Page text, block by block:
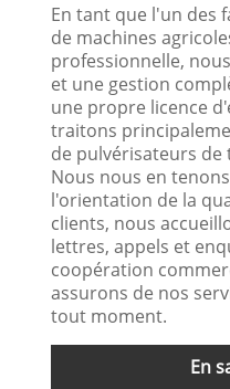
En tant que l'un des
de machines
professionnelle,
et une gestion
une propre licence
traitons
de pulvérisateurs
Nous nous en
l'orientation de la
clients, nous
lettres, appels et
coopération
assurons de nos
tout moment.
En